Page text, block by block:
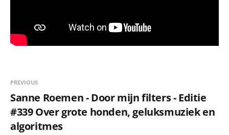
PREVIOUS
Sanne Roemen - Door mijn filters - Editie
#339 Over grote honden, geluksmuziek en
algoritmes